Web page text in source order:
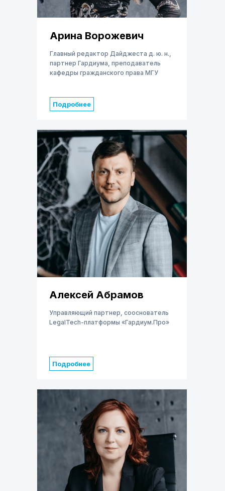
Арина Ворожевич
Главный редактор Дайджеста д. ю. н.,
партнер Гардиума, преподаватель
кафедры гражданского права МГУ
Подробнее
Алексей Абрамов
Управляющий партнер, сооснователь
LegalTech-платформы «Гардиум.Про»
Подробнее